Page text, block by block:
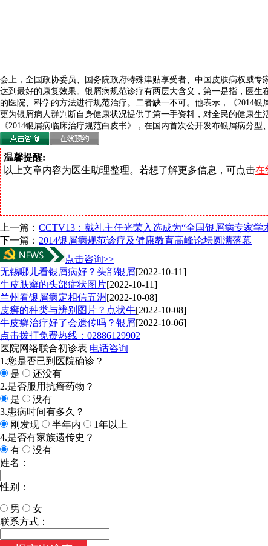
会上，全国政协委员、国务院政府特殊津贴享受者、中国皮肤病权威
达到最好的康复效果。银屑病规范诊疗有两层大含义，第一是指，医
的医院、科学的方法进行规范治疗。二者缺一不可。他表示，《2014
更为银屑病人群判断自身健康状况提供了第一手资料，对全民的健康生
《2014银屑病临床治疗规范白皮书》，在国内首次公开发布银屑病分
温馨提醒:
以上文章内容为医生助理整理。若想了解更多信息，可点击在
上一篇： CCTV13：戴礼主任光荣入选成为“全国银屑病专家学
下一篇： 2014银屑病规范诊疗及健康教育高峰论坛圆满落幕
点击咨询>>
无锡哪儿看银屑病好？头部银屑[2022-10-11]
牛皮肤癣的头部症状图片[2022-10-11]
兰州看银屑病定相信五洲 [2022-10-08]
皮癣的种类与辨别图片？点状牛[2022-10-08]
牛皮癣治疗好了会遗传吗？银屑[2022-10-06]
点击拨打免费热线：02886129902
医院网络联合初诊表 电话咨询
1.您是否已到医院确诊？
是
还没有
2.是否服用抗癣药物？
是
没有
3.患病时间有多久？
刚发现
半年内
1年以上
4.是否有家族遗传史？
有
没有
姓名：
性别：
男
女
今天日期：
联系方式：